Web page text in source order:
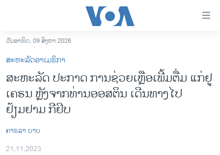
ເຂົ້າ
ຫາ
ຂ້າມ
ຂ້າມ
ໄປ
ຫາ
ຊອກ
ການເລືອກຕັ້ງ ປະທານາທີບໍດີ ສະຫະລັດ 2024
ຂ່າວ​ຈີນ
ວັນອາທິດ, 09 ສິງຫາ 2026
ສະຫະລັດອາເມຣິກາ
ສະຫະລັດ ປະ​ກາດ​ ການ​ຊ່ວຍ​ເຫຼືອ​ເພີ້ມ​ຕື່ມ ແກ່​ຢູ​
ເຄ​ຣນ ຫຼັງ​ຈາກທ່ານອອ​ສ​ຕິນ ເດີນທາງໄປ
ຢ້ຽມຢາມ ກີຢິບ
ຄາຣລາ ບາບ
21,11,2023